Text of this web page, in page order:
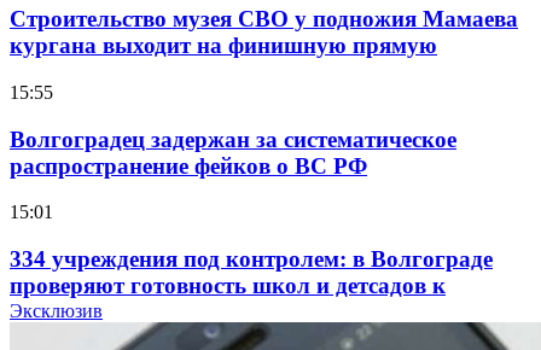
Строительство музея СВО у подножия Мамаева
кургана выходит на финишную прямую
15:55
Волгоградец задержан за систематическое
распространение фейков о ВС РФ
15:01
334 учреждения под контролем: в Волгограде
проверяют готовность школ и детсадов к
учебному году
Эксклюзив